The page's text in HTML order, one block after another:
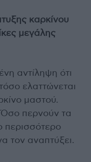
καρκίνου
μεγάλης
αντίληψη ότι
ελαττώνεται
μαστού.
Όσο περνούν τα
περισσότερο
τον αναπτύξει.